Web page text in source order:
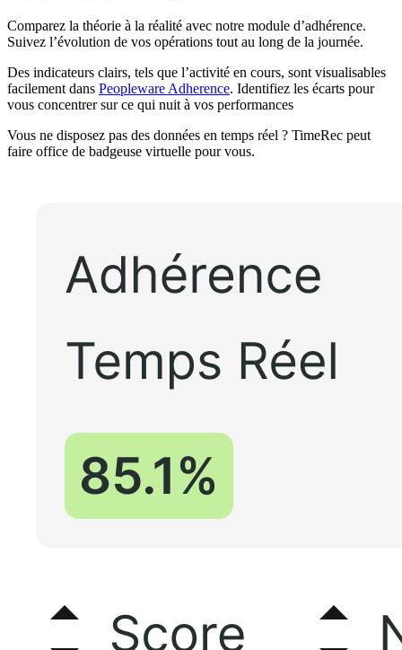
Comparez la théorie à la réalité avec notre module d’adhérence.
Suivez l’évolution de vos opérations tout au long de la journée.
Des indicateurs clairs, tels que l’activité en cours, sont visualisables
facilement dans Peopleware Adherence. Identifiez les écarts pour
vous concentrer sur ce qui nuit à vos performances
Vous ne disposez pas des données en temps réel ? TimeRec peut
faire office de badgeuse virtuelle pour vous.